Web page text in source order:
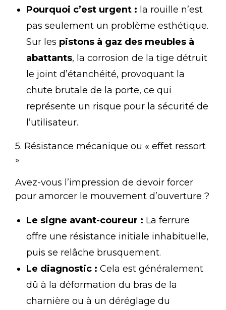
Pourquoi c’est urgent : la rouille n’est
pas seulement un problème esthétique.
Sur les pistons à gaz des meubles à
abattants, la corrosion de la tige détruit
le joint d’étanchéité, provoquant la
chute brutale de la porte, ce qui
représente un risque pour la sécurité de
l’utilisateur.
5. Résistance mécanique ou « effet ressort
»
Avez-vous l’impression de devoir forcer
pour amorcer le mouvement d’ouverture ?
Le signe avant-coureur : La ferrure
offre une résistance initiale inhabituelle,
puis se relâche brusquement.
Le diagnostic : Cela est généralement
dû à la déformation du bras de la
charnière ou à un déréglage du